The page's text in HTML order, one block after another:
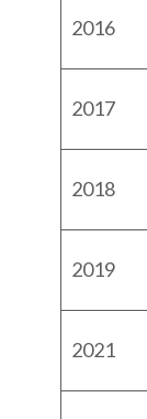
2016
2017
2018
2019
2021